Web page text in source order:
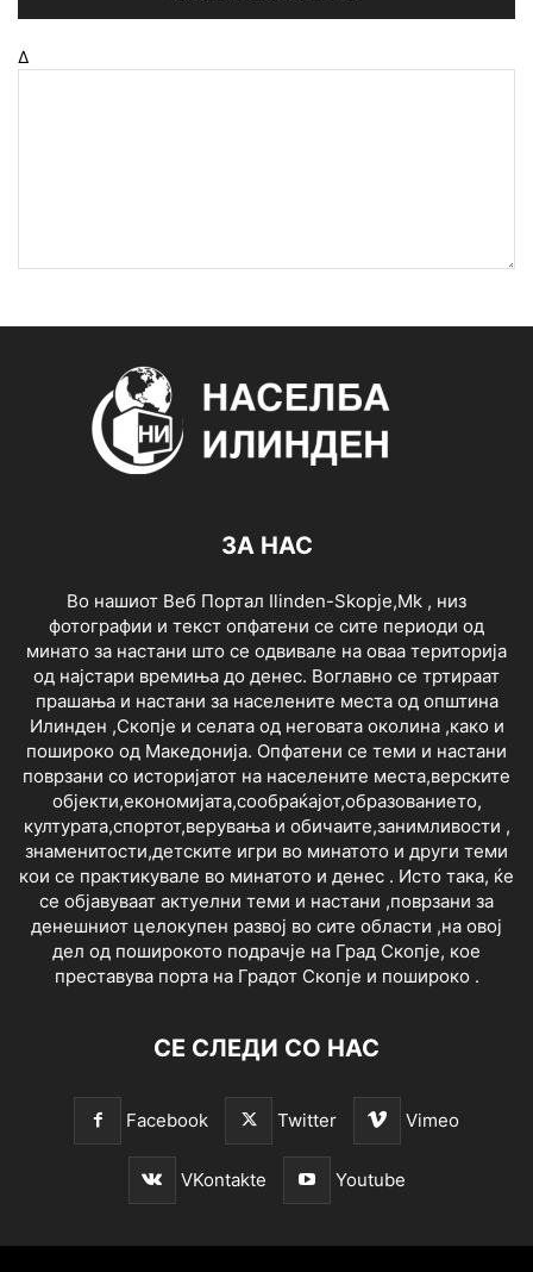
Δ
ЗА НАС
Во нашиот Веб Портал Ilinden-Skopje,Mk , низ
фотографии и текст опфатени се сите периоди од
минато за настани што се одвивале на оваа територија
од најстари времиња до денес. Воглавно се тртираат
прашања и настани за населените места од општина
Илинден ,Скопје и селата од неговата околина ,како и
пошироко од Македонија. Опфатени се теми и настани
поврзани со историјатот на населените места,верските
објекти,економијата,сообраќајот,образованието,
културата,спортот,верувања и обичаите,занимливости ,
знаменитости,детските игри во минатото и други теми
кои се практикувале во минатото и денес . Исто така, ќе
се објавуваат актуелни теми и настани ,поврзани за
денешниот целокупен развој во сите области ,на овој
дел од поширокото подрачје на Град Скопје, кое
преставува порта на Градот Скопје и пошироко .
СЕ СЛЕДИ СО НАС
Facebook Twitter Vimeo
VKontakte Youtube